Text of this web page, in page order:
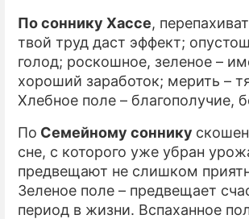
По соннику Хассе,
твой труд даст эффект;
голод; роскошное, зеленое –
хороший заработок; мерить –
Хлебное поле – благополучие,
По Семейному соннику
сне, с которого уже убран
предвещают не слишком
Зеленое поле – предвещает
период в жизни. Вспаханное